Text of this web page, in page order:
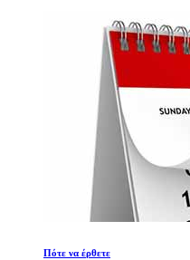
Πότε να έρθετε